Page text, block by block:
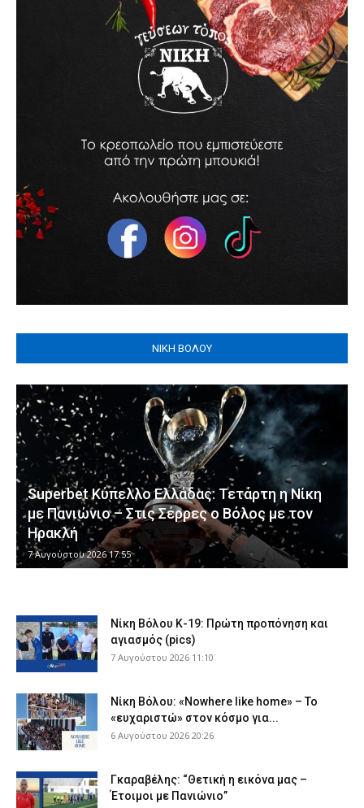
ΝΙΚΗ ΒΟΛΟΥ
Superbet Κύπελλο Ελλάδας: Τετάρτη η Νίκη
με Πανιώνιο – Στις Σέρρες ο Βόλος με τον
Ηρακλή
7 Αυγούστου 2026 17:55
Νίκη Βόλου Κ-19: Πρώτη προπόνηση και
αγιασμός (pics)
7 Αυγούστου 2026 11:10
Νίκη Βόλου: «Nowhere like home» – Το
«ευχαριστώ» στον κόσμο για...
6 Αυγούστου 2026 20:26
Γκαραβέλης: “Θετική η εικόνα μας –
Έτοιμοι με Πανιώνιο”